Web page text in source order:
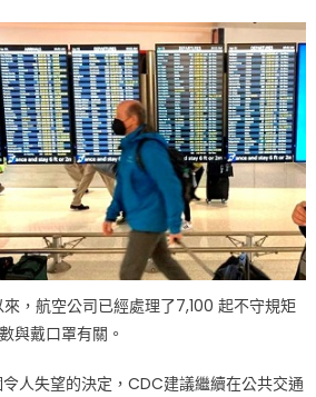
來，航空公司已經處理了7,100 起不守規矩
與戴口罩有關。
人失望的決定，CDC建議繼續在公共交通